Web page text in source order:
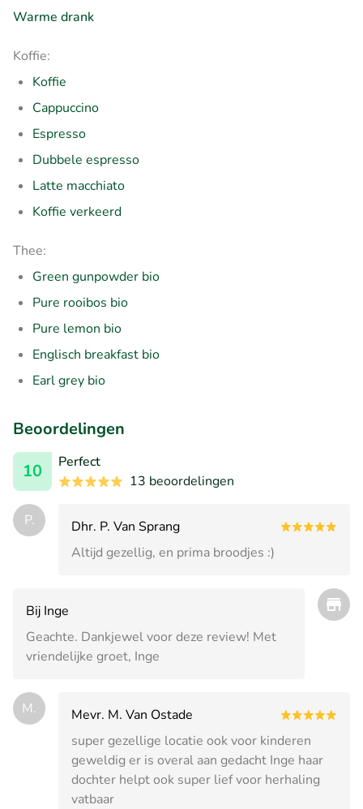
Warme drank
Koffie:
Koffie
Cappuccino
Espresso
Dubbele espresso
Latte macchiato
Koffie verkeerd
Thee:
Green gunpowder bio
Pure rooibos bio
Pure lemon bio
Englisch breakfast bio
Earl grey bio
Beoordelingen
10
Perfect
13 beoordelingen
P.
Dhr. P. Van Sprang
Altijd gezellig, en prima broodjes :)
Bij Inge
Geachte. Dankjewel voor deze review! Met
vriendelijke groet, Inge
M.
Mevr. M. Van Ostade
super gezellige locatie ook voor kinderen
geweldig er is overal aan gedacht Inge haar
dochter helpt ook super lief voor herhaling
vatbaar